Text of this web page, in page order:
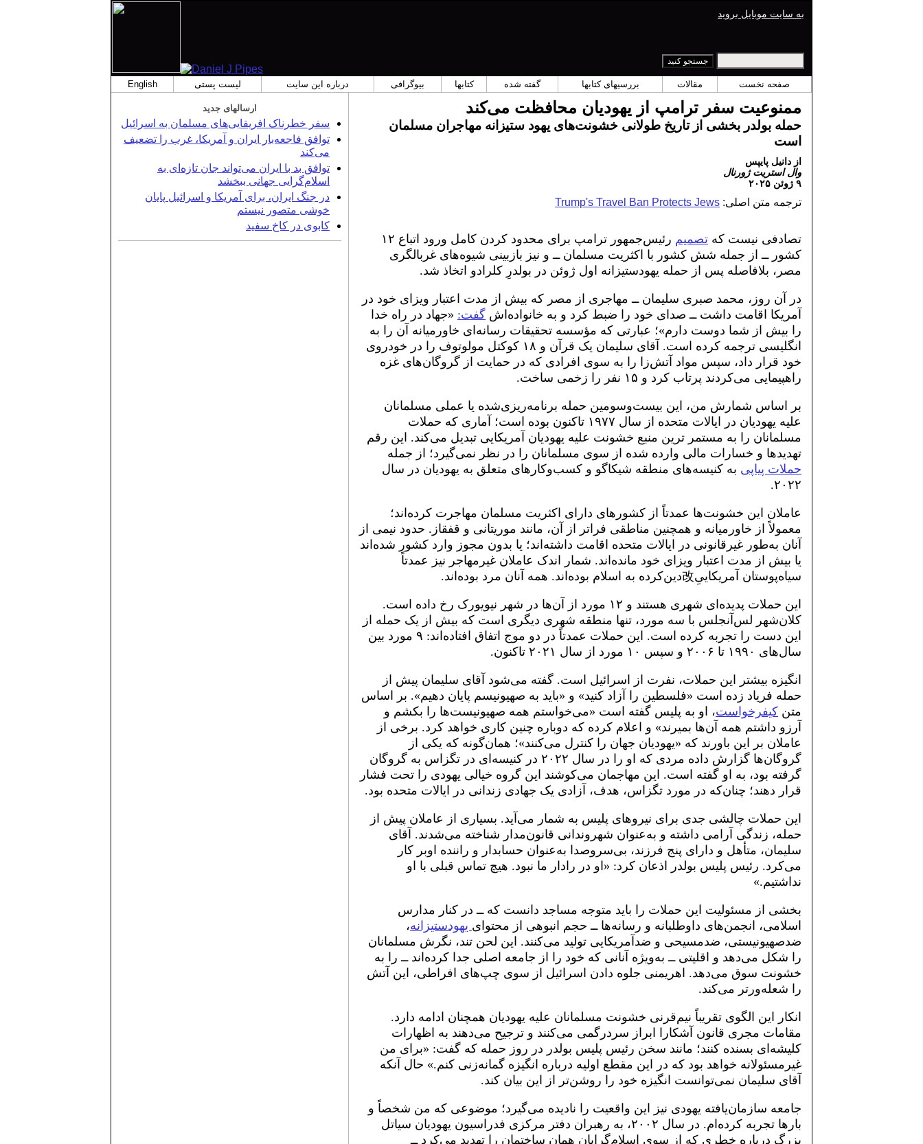
به سایت موبایل بروید
صفحه نخست مقالات بررسیهای کتابها گفته شده کتابها بیوگرافی درباره این سایت لیست پستی English
ممنوعیت سفر ترامپ از یهودیان محافظت می‌کند
حمله بولدر بخشی از تاریخ طولانی خشونت‌های یهود ستیزانه مهاجران مسلمان
است
از دانیل پایپس
وال استریت ژورنال
٩ ژوئن ٢٠٢۵
ترجمه متن اصلی: Trump's Travel Ban Protects Jews
تصادفی نیست که تصمیم
رئیس‌جمهور ترامپ برای محدود کردن کامل ورود اتباع ۱۲
کشور ــ از جمله شش کشور با اکثریت مسلمان ــ و نیز بازبینی شیوه‌های غربالگری
مصر، بلافاصله پس از حمله یهودستیزانه اول ژوئن در بولدرِ کلرادو اتخاذ شد.
در آن روز، محمد صبری سلیمان ــ مهاجری از مصر که بیش از مدت اعتبار ویزای خود در
آمریکا اقامت داشت ــ صدای خود را ضبط کرد و به خانواده‌اش گفت: «جهاد در راه خدا
را بیش از شما دوست دارم»؛ عبارتی که مؤسسه تحقیقات رسانه‌ای خاورمیانه آن را به
انگلیسی ترجمه کرده است. آقای سلیمان یک قرآن و ۱۸ کوکتل مولوتوف را در خودروی
خود قرار داد، سپس مواد آتش‌زا را به سوی افرادی که در حمایت از گروگان‌های غزه
راهپیمایی می‌کردند پرتاب کرد و ۱۵ نفر را زخمی ساخت.
بر اساس شمارش من، این بیست‌وسومین حمله برنامه‌ریزی‌شده یا عملی مسلمانان
علیه یهودیان در ایالات متحده از سال ۱۹۷۷ تاکنون بوده است؛ آماری که حملات
مسلمانان را به مستمر ترین منبع خشونت علیه یهودیان آمریکایی تبدیل می‌کند. این رقم
تهدیدها و خسارات مالی وارده شده از سوی مسلمانان را در نظر نمی‌گیرد؛ از جمله
حملات پیاپی به کنیسه‌های منطقه شیکاگو و کسب‌وکارهای متعلق به یهودیان در سال
۲۰۲۲.
عاملان این خشونت‌ها عمدتاً از کشورهای دارای اکثریت مسلمان مهاجرت کرده‌اند؛
معمولاً از خاورمیانه و همچنین مناطقی فراتر از آن، مانند موریتانی و قفقاز. حدود نیمی از
آنان به‌طور غیرقانونی در ایالات متحده اقامت داشته‌اند؛ یا بدون مجوز وارد کشور شده‌اند
یا بیش از مدت اعتبار ویزای خود مانده‌اند. شمار اندک عاملان غیرمهاجر نیز عمدتاً
سیاه‌پوستان آمریکاییِ改‌دین‌کرده به اسلام بوده‌اند. همه آنان مرد بوده‌اند.
این حملات پدیده‌ای شهری هستند و ۱۲ مورد از آن‌ها در شهر نیویورک رخ داده است.
کلان‌شهر لس‌آنجلس با سه مورد، تنها منطقه شهری دیگری است که بیش از یک حمله از
این دست را تجربه کرده است. این حملات عمدتاً در دو موج اتفاق افتاده‌اند: ۹ مورد بین
سال‌های ۱۹۹۰ تا ۲۰۰۶ و سپس ۱۰ مورد از سال ۲۰۲۱ تاکنون.
انگیزه بیشتر این حملات، نفرت از اسرائیل است. گفته می‌شود آقای سلیمان پیش از
حمله فریاد زده است «فلسطین را آزاد کنید» و «باید به صهیونیسم پایان دهیم». بر اساس
متن کیفرخواست، او به پلیس گفته است «می‌خواستم همه صهیونیست‌ها را بکشم و
آرزو داشتم همه آن‌ها بمیرند» و اعلام کرده که دوباره چنین کاری خواهد کرد. برخی از
عاملان بر این باورند که «یهودیان جهان را کنترل می‌کنند»؛ همان‌گونه که یکی از
گروگان‌ها گزارش داده مردی که او را در سال ۲۰۲۲ در کنیسه‌ای در تگزاس به گروگان
گرفته بود، به او گفته است. این مهاجمان می‌کوشند این گروه خیالی یهودی را تحت فشار
قرار دهند؛ چنان‌که در مورد تگزاس، هدف، آزادی یک جهادی زندانی در ایالات متحده بود.
این حملات چالشی جدی برای نیروهای پلیس به شمار می‌آید. بسیاری از عاملان پیش از
حمله، زندگی آرامی داشته و به‌عنوان شهروندانی قانون‌مدار شناخته می‌شدند. آقای
سلیمان، متأهل و دارای پنج فرزند، بی‌سروصدا به‌عنوان حسابدار و راننده اوبر کار
می‌کرد. رئیس پلیس بولدر اذعان کرد: «او در رادار ما نبود. هیچ تماس قبلی با او
نداشتیم.»
بخشی از مسئولیت این حملات را باید متوجه مساجد دانست که ــ در کنار مدارس
اسلامی، انجمن‌های داوطلبانه و رسانه‌ها ــ حجم انبوهی از محتوای یهودستیزانه،
ضدصهیونیستی، ضدمسیحی و ضدآمریکایی تولید می‌کنند. این لحن تند، نگرش مسلمانان
را شکل می‌دهد و اقلیتی ــ به‌ویژه آنانی که خود را از جامعه اصلی جدا کرده‌اند ــ را به
خشونت سوق می‌دهد. اهریمنی جلوه دادن اسرائیل از سوی چپ‌های افراطی، این آتش
را شعله‌ورتر می‌کند.
انکار این الگوی تقریباً نیم‌قرنی خشونت مسلمانان علیه یهودیان همچنان ادامه دارد.
مقامات مجری قانون آشکارا ابراز سردرگمی می‌کنند و ترجیح می‌دهند به اظهارات
کلیشه‌ای بسنده کنند؛ مانند سخن رئیس پلیس بولدر در روز حمله که گفت: «برای من
غیرمسئولانه خواهد بود که در این مقطع اولیه درباره انگیزه گمانه‌زنی کنم.» حال آنکه
آقای سلیمان نمی‌توانست انگیزه خود را روشن‌تر از این بیان کند.
جامعه سازمان‌یافته یهودی نیز این واقعیت را نادیده می‌گیرد؛ موضوعی که من شخصاً و
بارها تجربه کرده‌ام. در سال ۲۰۰۲، به رهبران دفتر مرکزی فدراسیون یهودیان سیاتل
بزرگ درباره خطری که از سوی اسلام‌گرایان همان ساختمان را تهدید می‌کرد ــ
ارسالهای جدید
سفر خطرناک افریقایی‌های مسلمان به اسرائیل
توافق فاجعه‌بار ایران و آمریکا، غرب را تضعیف
می‌کند
توافق بد با ایران می‌تواند جان تازه‌ای به
اسلام‌گرایی جهانی ببخشد
در جنگ ایران، برای آمریکا و اسرائیل پایان
خوشی متصور نیستم
کابوی در کاخ سفید